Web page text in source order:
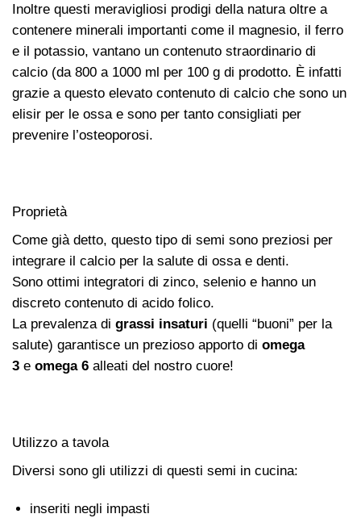
Inoltre questi meravigliosi prodigi della natura oltre a
contenere minerali importanti come il magnesio, il ferro
e il potassio, vantano un contenuto straordinario di
calcio (da 800 a 1000 ml per 100 g di prodotto. È infatti
grazie a questo elevato contenuto di calcio che sono un
elisir per le ossa e sono per tanto consigliati per
prevenire l’osteoporosi.
Proprietà
Come già detto, questo tipo di semi sono preziosi per
integrare il calcio per la salute di ossa e denti.
Sono ottimi integratori di zinco, selenio e hanno un
discreto contenuto di acido folico.
La prevalenza di grassi insaturi (quelli “buoni” per la
salute) garantisce un prezioso apporto di omega
3 e omega 6 alleati del nostro cuore!
Utilizzo a tavola
Diversi sono gli utilizzi di questi semi in cucina:
inseriti negli impasti